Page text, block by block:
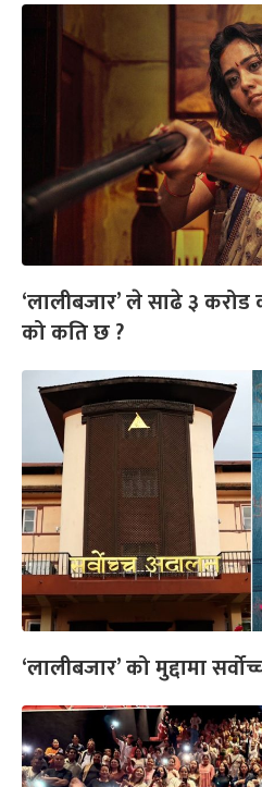
‘लालीबजार’ ले साढे ३ करोड
को कति छ ?
‘लालीबजार’ को मुद्दामा